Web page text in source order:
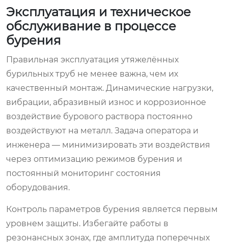
Эксплуатация и техническое
обслуживание в процессе
бурения
Правильная эксплуатация утяжелённых
бурильных труб не менее важна, чем их
качественный монтаж. Динамические нагрузки,
вибрации, абразивный износ и коррозионное
воздействие бурового раствора постоянно
воздействуют на металл. Задача оператора и
инженера — минимизировать эти воздействия
через оптимизацию режимов бурения и
постоянный мониторинг состояния
оборудования.
Контроль параметров бурения является первым
уровнем защиты. Избегайте работы в
резонансных зонах, где амплитуда поперечных